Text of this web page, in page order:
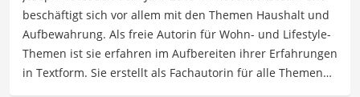
beschäftigt sich vor allem mit den Themen Haushalt und
Aufbewahrung. Als freie Autorin für Wohn- und Lifestyle-
Themen ist sie erfahren im Aufbereiten ihrer Erfahrungen
in Textform. Sie erstellt als Fachautorin für alle Themen